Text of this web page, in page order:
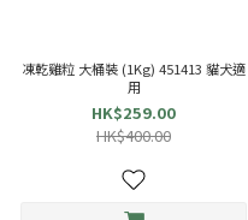
凍乾雞粒 大桶裝 (1Kg) 451413 貓犬適
用
HK$259.00
HK$400.00